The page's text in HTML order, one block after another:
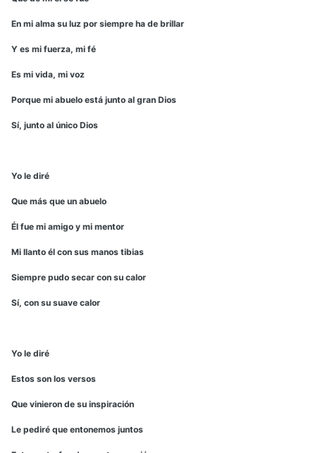
En mi alma su luz por siempre ha de brillar
Y es mi fuerza, mi fé
Es mi vida, mi voz
Porque mi abuelo está junto al gran Dios
Sí, junto al único Dios
Yo le diré
Que más que un abuelo
Él fue mi amigo y mi mentor
Mi llanto él con sus manos tibias
Siempre pudo secar con su calor
Sí, con su suave calor
Yo le diré
Estos son los versos
Que vinieron de su inspiración
Le pediré que entonemos juntos